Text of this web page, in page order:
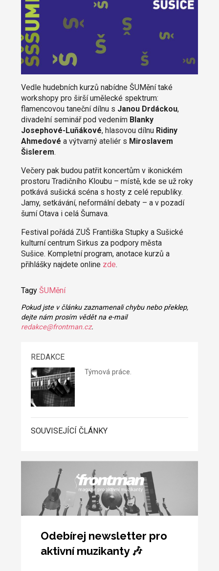
Vedle hudebních kurzů nabídne ŠUMění také
workshopy pro širší umělecké spektrum:
flamencovou taneční dílnu s Janou Drdáckou,
divadelní seminář pod vedením Blanky
Josephové-Luňákové, hlasovou dílnu Ridiny
Ahmedové a výtvarný ateliér s Miroslavem
Šislerem.
Večery pak budou patřit koncertům v ikonickém
prostoru Tradičního Kloubu – místě, kde se už roky
potkává sušická scéna s hosty z celé republiky.
Jamy, setkávání, neformální debaty – a v pozadí
šumí Otava i celá Šumava.
Festival pořádá ZUŠ Františka Stupky a Sušické
kulturní centrum Sirkus za podpory města
Sušice. Kompletní program, anotace kurzů a
přihlášky najdete online zde.
Tagy ŠUMění
Pokud jste v článku zaznamenali chybu nebo překlep,
dejte nám prosím vědět na e-mail
redakce@frontman.cz.
REDAKCE
Týmová práce.
SOUVISEJÍCÍ ČLÁNKY
Odebírej newsletter pro
aktivní muzikanty 🎶